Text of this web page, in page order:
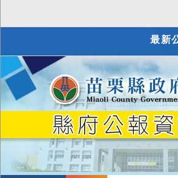
最新